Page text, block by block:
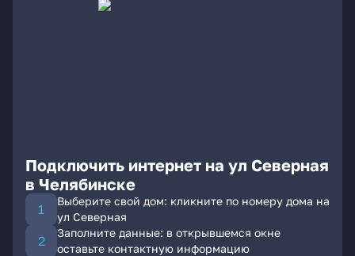
Подключить интернет на ул Северная
в Челябинске
Выберите свой дом: кликните по номеру дома на
ул Северная
Заполните данные: в открывшемся окне
оставьте контактную информацию